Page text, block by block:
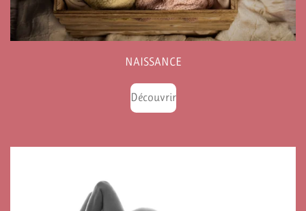
NAISSANCE
Découvrir